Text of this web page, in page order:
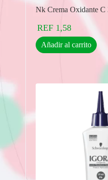
Nk Crema Oxidante C
REF 1,58
Añadir al carrito